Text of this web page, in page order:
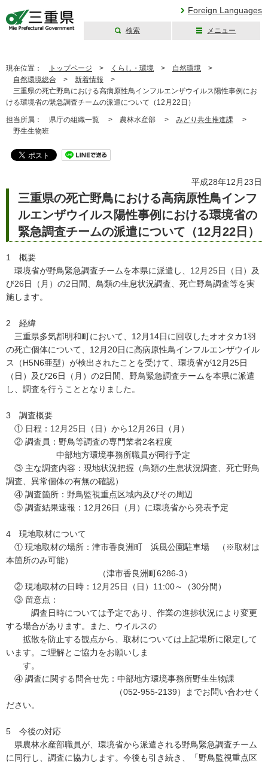
Foreign Languages
検索 メニュー
現在位置： トップページ > くらし・環境 > 自然環境 >
自然環境総合 > 新着情報 >
三重県の死亡野鳥における高病原性鳥インフルエンザウイルス陽性事例にお
ける環境省の緊急調査チームの派遣について（12月22日）
担当所属： 県庁の組織一覧 > 農林水産部 > みどり共生推進課 >
野生生物班
平成28年12月23日
三重県の死亡野鳥における高病原性鳥インフ
ルエンザウイルス陽性事例における環境省の
緊急調査チームの派遣について（12月22日）
1 概要
環境省が野鳥緊急調査チームを本県に派遣し、12月25日（日）及
び26日（月）の2日間、鳥類の生息状況調査、死亡野鳥調査等を実
施します。
2 経緯
三重県多気郡明和町において、12月14日に回収したオオタカ1羽
の死亡個体について、12月20日に高病原性鳥インフルエンザウイル
ス（H5N6亜型）が検出されたことを受けて、環境省が12月25日
（日）及び26日（月）の2日間、野鳥緊急調査チームを本県に派遣
し、調査を行うこととなりました。
3 調査概要
① 日程：12月25日（日）から12月26日（月）
② 調査員：野鳥等調査の専門業者2名程度
中部地方環境事務所職員が同行予定
③ 主な調査内容：現地状況把握（鳥類の生息状況調査、死亡野鳥
調査、異常個体の有無の確認）
④ 調査箇所：野鳥監視重点区域内及びその周辺
⑤ 調査結果速報：12月26日（月）に環境省から発表予定
4 現地取材について
① 現地取材の場所：津市香良洲町 浜風公園駐車場 （※取材は
本箇所のみ可能）
（津市香良洲町6286-3）
② 現地取材の日時：12月25日（日）11:00～（30分間）
③ 留意点：
調査日時については予定であり、作業の進捗状況により変更
する場合があります。また、ウイルスの
拡散を防止する観点から、取材については上記場所に限定して
います。ご理解とご協力をお願いしま
す。
④ 調査に関する問合せ先：中部地方環境事務所野生生物課
（052-955-2139）までお問い合わせく
ださい。
5 今後の対応
県農林水産部職員が、環境省から派遣される野鳥緊急調査チーム
に同行し、調査に協力します。今後も引き続き、「野鳥監視重点区